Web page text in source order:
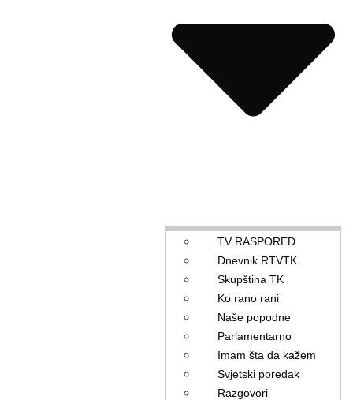
TV RASPORED
Dnevnik RTVTK
Skupština TK
Ko rano rani
Naše popodne
Parlamentarno
Imam šta da kažem
Svjetski poredak
Razgovori